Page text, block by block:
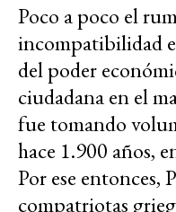
Poco a poco el
incompatibilidad
del poder
ciudadana en el
fue tomando
hace 1.900 años,
Por ese entonces,
compatriotas